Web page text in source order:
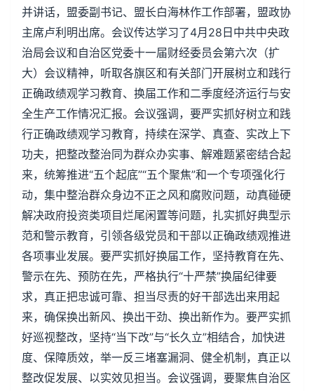
并讲话，盟委副书记、盟长白海林作工作部署，盟政协
主席卢利明出席。会议传达学习了4月28日中共中央政
治局会议和自治区党委十一届财经委员会第六次（扩
大）会议精神，听取各旗区和有关部门开展树立和践行
正确政绩观学习教育、换届工作和二季度经济运行与安
全生产工作情况汇报。会议强调，要严实抓好树立和践
行正确政绩观学习教育，持续在深学、真查、实改上下
功夫，把整改整治同为群众办实事、解难题紧密结合起
来，统筹推进“五个起底”“五个聚焦”和一个专项强化行
动，集中整治群众身边不正之风和腐败问题，动真碰硬
解决政府投资类项目烂尾闲置等问题，扎实抓好典型示
范和警示教育，引领各级党员和干部以正确政绩观推进
各项事业发展。要严实抓好换届工作，坚持教育在先、
警示在先、预防在先，严格执行“十严禁”换届纪律要
求，真正把忠诚可靠、担当尽责的好干部选出来用起
来，确保换出新风、换出干劲、换出新作为。要严实抓
好巡视整改，坚持“当下改”与“长久立”相结合，加快进
度、保障质效，举一反三堵塞漏洞、健全机制，真正以
整改促发展、以实效见担当。会议强调，要聚焦自治区